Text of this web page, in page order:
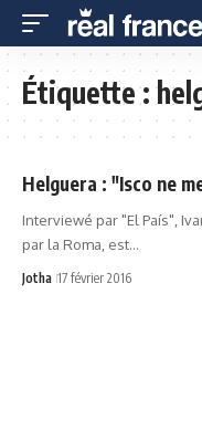
Étiquette :
Helguera : "Isco ne
Interviewé par "El País",
par la Roma, est…
Jotha 17 février 2016